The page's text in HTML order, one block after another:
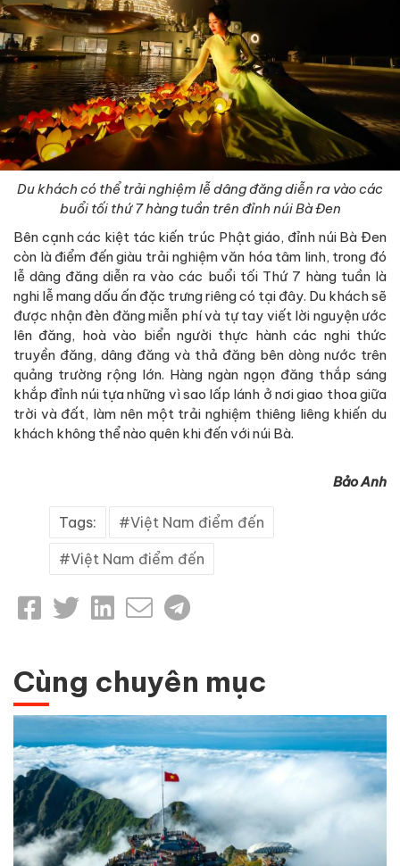
Du khách có thể trải nghiệm lễ dâng đăng diễn ra vào các
buổi tối thứ 7 hàng tuần trên đỉnh núi Bà Đen
Bên cạnh các kiệt tác kiến trúc Phật giáo, đỉnh núi Bà Đen
còn là điểm đến giàu trải nghiệm văn hóa tâm linh, trong đó
lễ dâng đăng diễn ra vào các buổi tối Thứ 7 hàng tuần là
nghi lễ mang dấu ấn đặc trưng riêng có tại đây. Du khách sẽ
được nhận đèn đăng miễn phí và tự tay viết lời nguyện ước
lên đăng, hoà vào biển người thực hành các nghi thức
truyền đăng, dâng đăng và thả đăng bên dòng nước trên
quảng trường rộng lớn. Hàng ngàn ngọn đăng thắp sáng
khắp đỉnh núi tựa những vì sao lấp lánh ở nơi giao thoa giữa
trời và đất, làm nên một trải nghiệm thiêng liêng khiến du
khách không thể nào quên khi đến với núi Bà.
Bảo Anh
Tags: Việt Nam điểm đến
Việt Nam điểm đến
Cùng chuyên mục